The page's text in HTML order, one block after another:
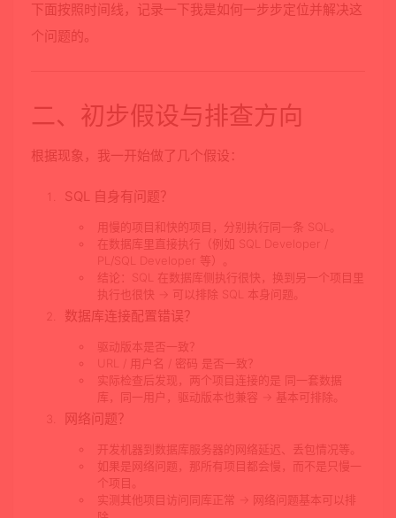
下面按照时间线，记录一下我是如何一步步定位并解决这
个问题的。
二、初步假设与排查方向
根据现象，我一开始做了几个假设：
SQL 自身有问题？
用慢的项目和快的项目，分别执行同一条 SQL。
在数据库里直接执行（例如 SQL Developer /
PL/SQL Developer 等）。
结论：SQL 在数据库侧执行很快，换到另一个项目里
执行也很快 → 可以排除 SQL 本身问题。
数据库连接配置错误？
驱动版本是否一致？
URL / 用户名 / 密码 是否一致？
实际检查后发现，两个项目连接的是 同一套数据
库，同一用户 ，驱动版本也兼容 → 基本可排除。
网络问题？
开发机器到数据库服务器的网络延迟、丢包情况等。
如果是网络问题，那所有项目都会慢，而不是只慢一
个项目。
实测其他项目访问同库正常 → 网络问题基本可以排